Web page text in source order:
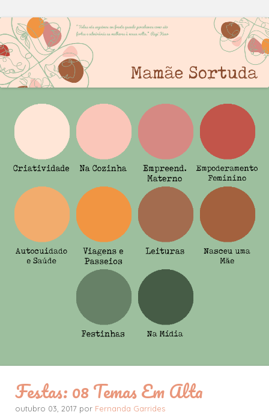
Festas: 08 Temas Em Alta
outubro 03, 2017 por Fernanda Garrides